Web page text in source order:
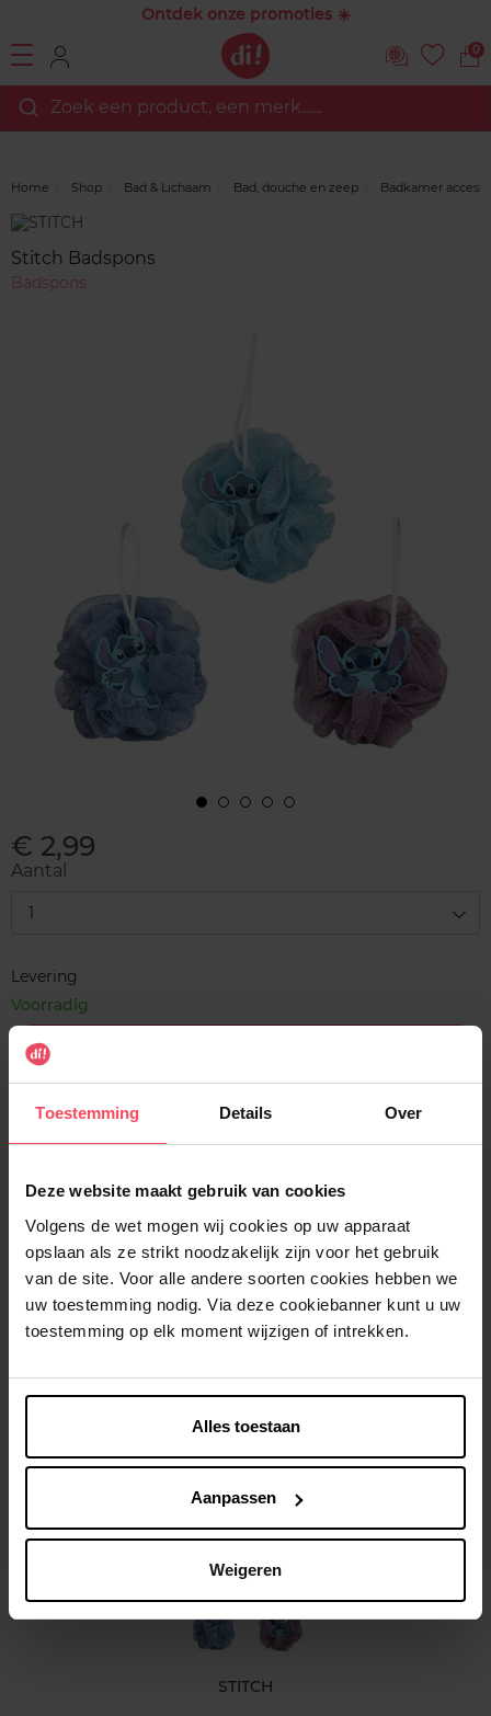
Toestemming Details Over
Deze website maakt gebruik van cookies
Volgens de wet mogen wij cookies op uw apparaat
opslaan als ze strikt noodzakelijk zijn voor het gebruik
van de site. Voor alle andere soorten cookies hebben we
uw toestemming nodig. Via deze cookiebanner kunt u uw
toestemming op elk moment wijzigen of intrekken.
Alles toestaan
Aanpassen
Weigeren
Ontdek onze promoties ☀️
0
Zoek een product, een merk…...
Home Shop Bad & Lichaam Bad, douche en zeep Badkamer
Merk
Stitch Badspons
Badspons
€ 2,99
Aantal
1
Levering
Voorradig
Gratis levering bij aankoop van min. 35€.
Gratis retour in je winkelpunt
Verzending binnen 24u
Beschrijving
Kenmerken
STITCH